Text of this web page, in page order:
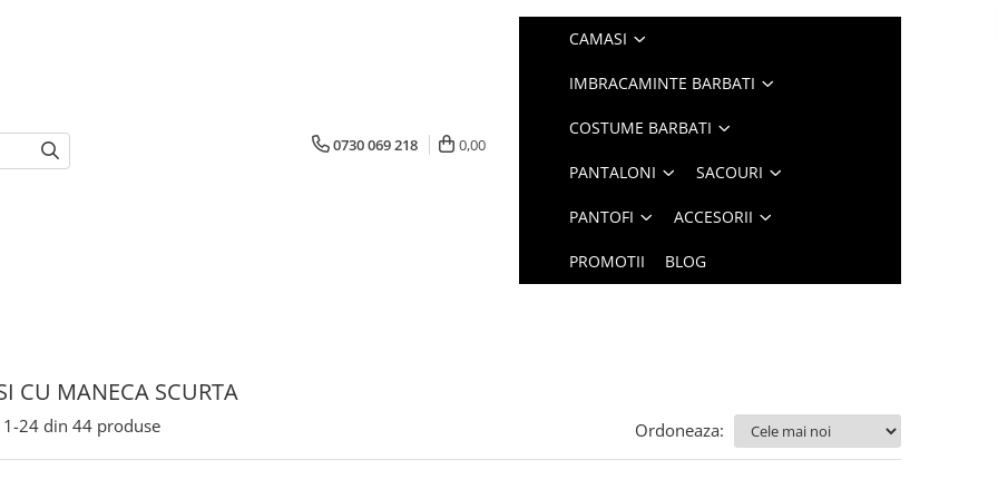
0730 069 218 0,00
CAMASI
IMBRACAMINTE BARBATI
COSTUME BARBATI
PANTALONI SACOURI
PANTOFI ACCESORII
PROMOTII BLOG
CU MANECA SCURTA
1-24 din 44 produse Ordoneaza: